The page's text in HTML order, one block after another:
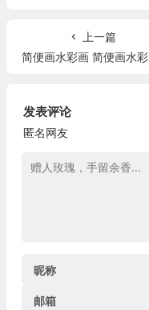
上一篇
简便画水彩画 简便画水彩画图片大全
发表评论
匿名网友
昵称
邮箱